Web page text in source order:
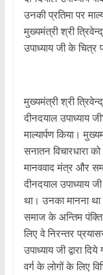
उनकी प्रतिमा पर
मुख्यमंत्री श्री
उपाध्याय जी के चित्र
मुख्यमंत्री श्री
दीनदयाल उपाध्याय
माल्यार्पण किया।
सनातन विचारधारा
मानववाद मंत्र और
दीनदयाल उपाध्याय
था। उनका मानना
समाज के अन्तिम
लिए वे निरन्तर
उपाध्याय जी द्वारा
वर्ग के लोगों के लिए